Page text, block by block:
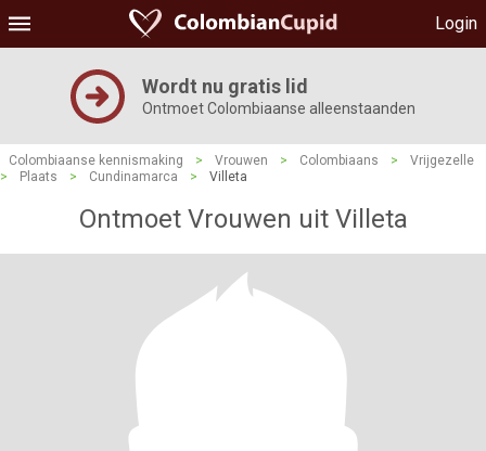
Login
Wordt nu gratis lid
Ontmoet Colombiaanse alleenstaanden
Colombiaanse kennismaking > Vrouwen > Colombiaans >
Vrijgezelle
>
Plaats > Cundinamarca > Villeta
Ontmoet Vrouwen uit Villeta